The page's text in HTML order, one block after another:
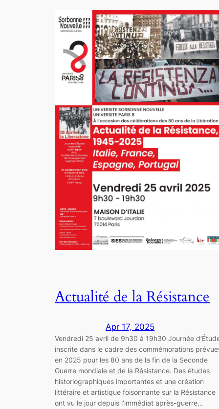
Actualité de la Résistance
Apr 17, 2025
Vendredi 25 avril de 9h30 à 19h30 Journée
inscrite dans le cadre des commémorations
en 2025 pour les 80 ans de la fin de la Seconde
Guerre mondiale et de la Résistance. Des études
historiographiques importantes et une création
littéraire et artistique foisonnante sur la Résistance
ont vu le jour depuis l’immédiat après-guerre…